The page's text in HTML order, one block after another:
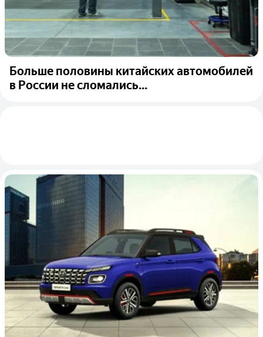
Больше половины китайских автомобилей
в России не сломались...